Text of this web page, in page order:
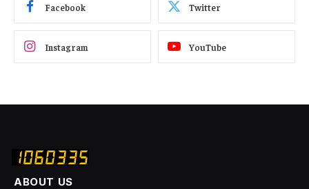
Facebook Twitter
Instagram YouTube
ABOUT US